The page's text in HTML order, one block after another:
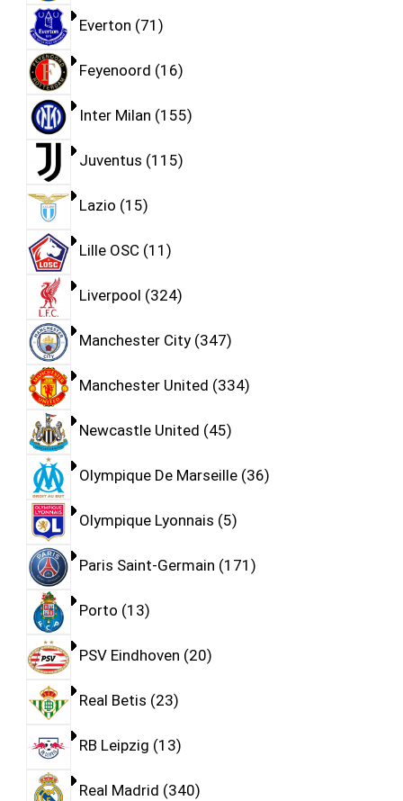
Everton 71
Feyenoord 16
Inter Milan 155
Juventus 115
Lazio 15
Lille OSC 11
Liverpool 324
Manchester City 347
Manchester United 334
Newcastle United 45
Olympique De Marseille 36
Olympique Lyonnais 5
Paris Saint-Germain 171
Porto 13
PSV Eindhoven 20
Real Betis 23
RB Leipzig 13
Real Madrid 340